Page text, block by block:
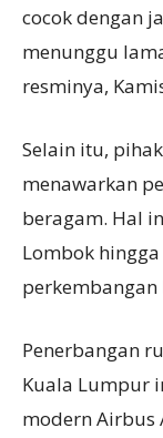
cocok dengan
menunggu
resminya,
Selain itu,
menawarkan
beragam. Hal
Lombok
Penerbangan
Kuala Lumpur
modern Airbus